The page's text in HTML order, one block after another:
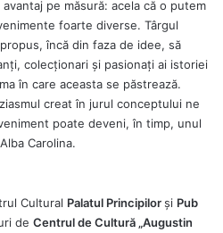
pe măsură: acela că o putem
foarte diverse. Târgul
încă din faza de idee, să
colecționari și pasionați ai istoriei
în care aceasta se păstrează.
creat în jurul conceptului ne
poate deveni, în timp, unul
Carolina.
Cultural Palatul Principilorși Pub
de Centrul de Cultură „Augustin